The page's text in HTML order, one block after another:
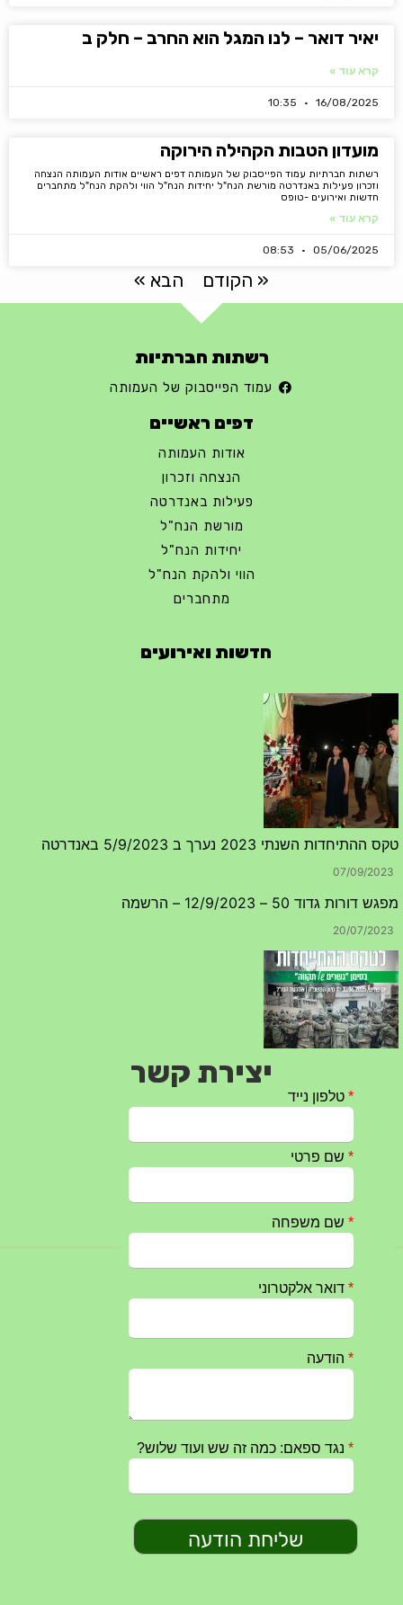
יאיר דואר – לנו המגל הוא החרב – חלק ב
קרא עוד »
16/08/2025
מועדון הטבות הקהילה הירוקה
רשתות חברתיות עמוד הפייסבוק של העמותה דפים ראשיים אודות העמותה הנצחה
וזכרון פעילות באנדרטה מורשת הנח"ל יחידות הנח"ל הווי ולהקת הנח"ל מתחברים
חדשות ואירועים -טופס
קרא עוד »
05/06/2025
« הקודם הבא »
רשתות חברתיות
עמוד הפייסבוק של העמותה
דפים ראשיים
אודות העמותה
הנצחה וזכרון
פעילות באנדרטה
מורשת הנח"ל
יחידות הנח"ל
הווי ולהקת הנח"ל
מתחברים
חדשות ואירועים
טקס ההתיחדות השנתי 2023 נערך ב 5/9/2023 באנדרטה
07/09/2023
מפגש דורות גדוד 50 – 12/9/2023 – הרשמה
20/07/2023
טקס ההתיחדות עם החללים לשנת 2025 – 10 יוני 2025
מופע הגבעטרון ב 10.10.2024 נדחה בשל המצב הבטחוני
חרבות ברזל – הודעה 1 – 14.10.2023
יצירת קשר